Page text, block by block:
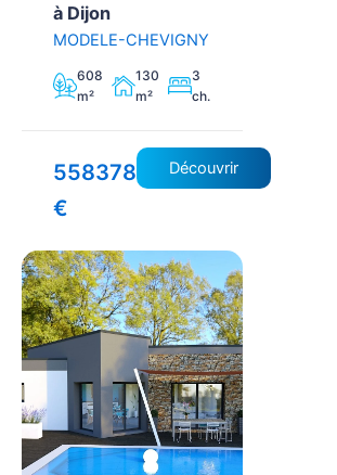
à Dijon
MODELE-CHEVIGNY
608
m²
130
m²
3
ch.
558378
€
Découvrir